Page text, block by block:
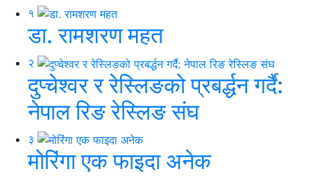
१
डा. रामशरण महत
२
दुप्चेश्वर र रेस्लिङको प्रबर्द्धन गर्दै:
नेपाल रिङ रेस्लिङ संघ
३
मोरिंगा एक फाइदा अनेक